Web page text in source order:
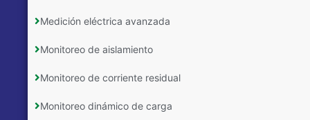
Medición eléctrica avanzada
Monitoreo de aislamiento
Monitoreo de corriente residual
Monitoreo dinámico de carga